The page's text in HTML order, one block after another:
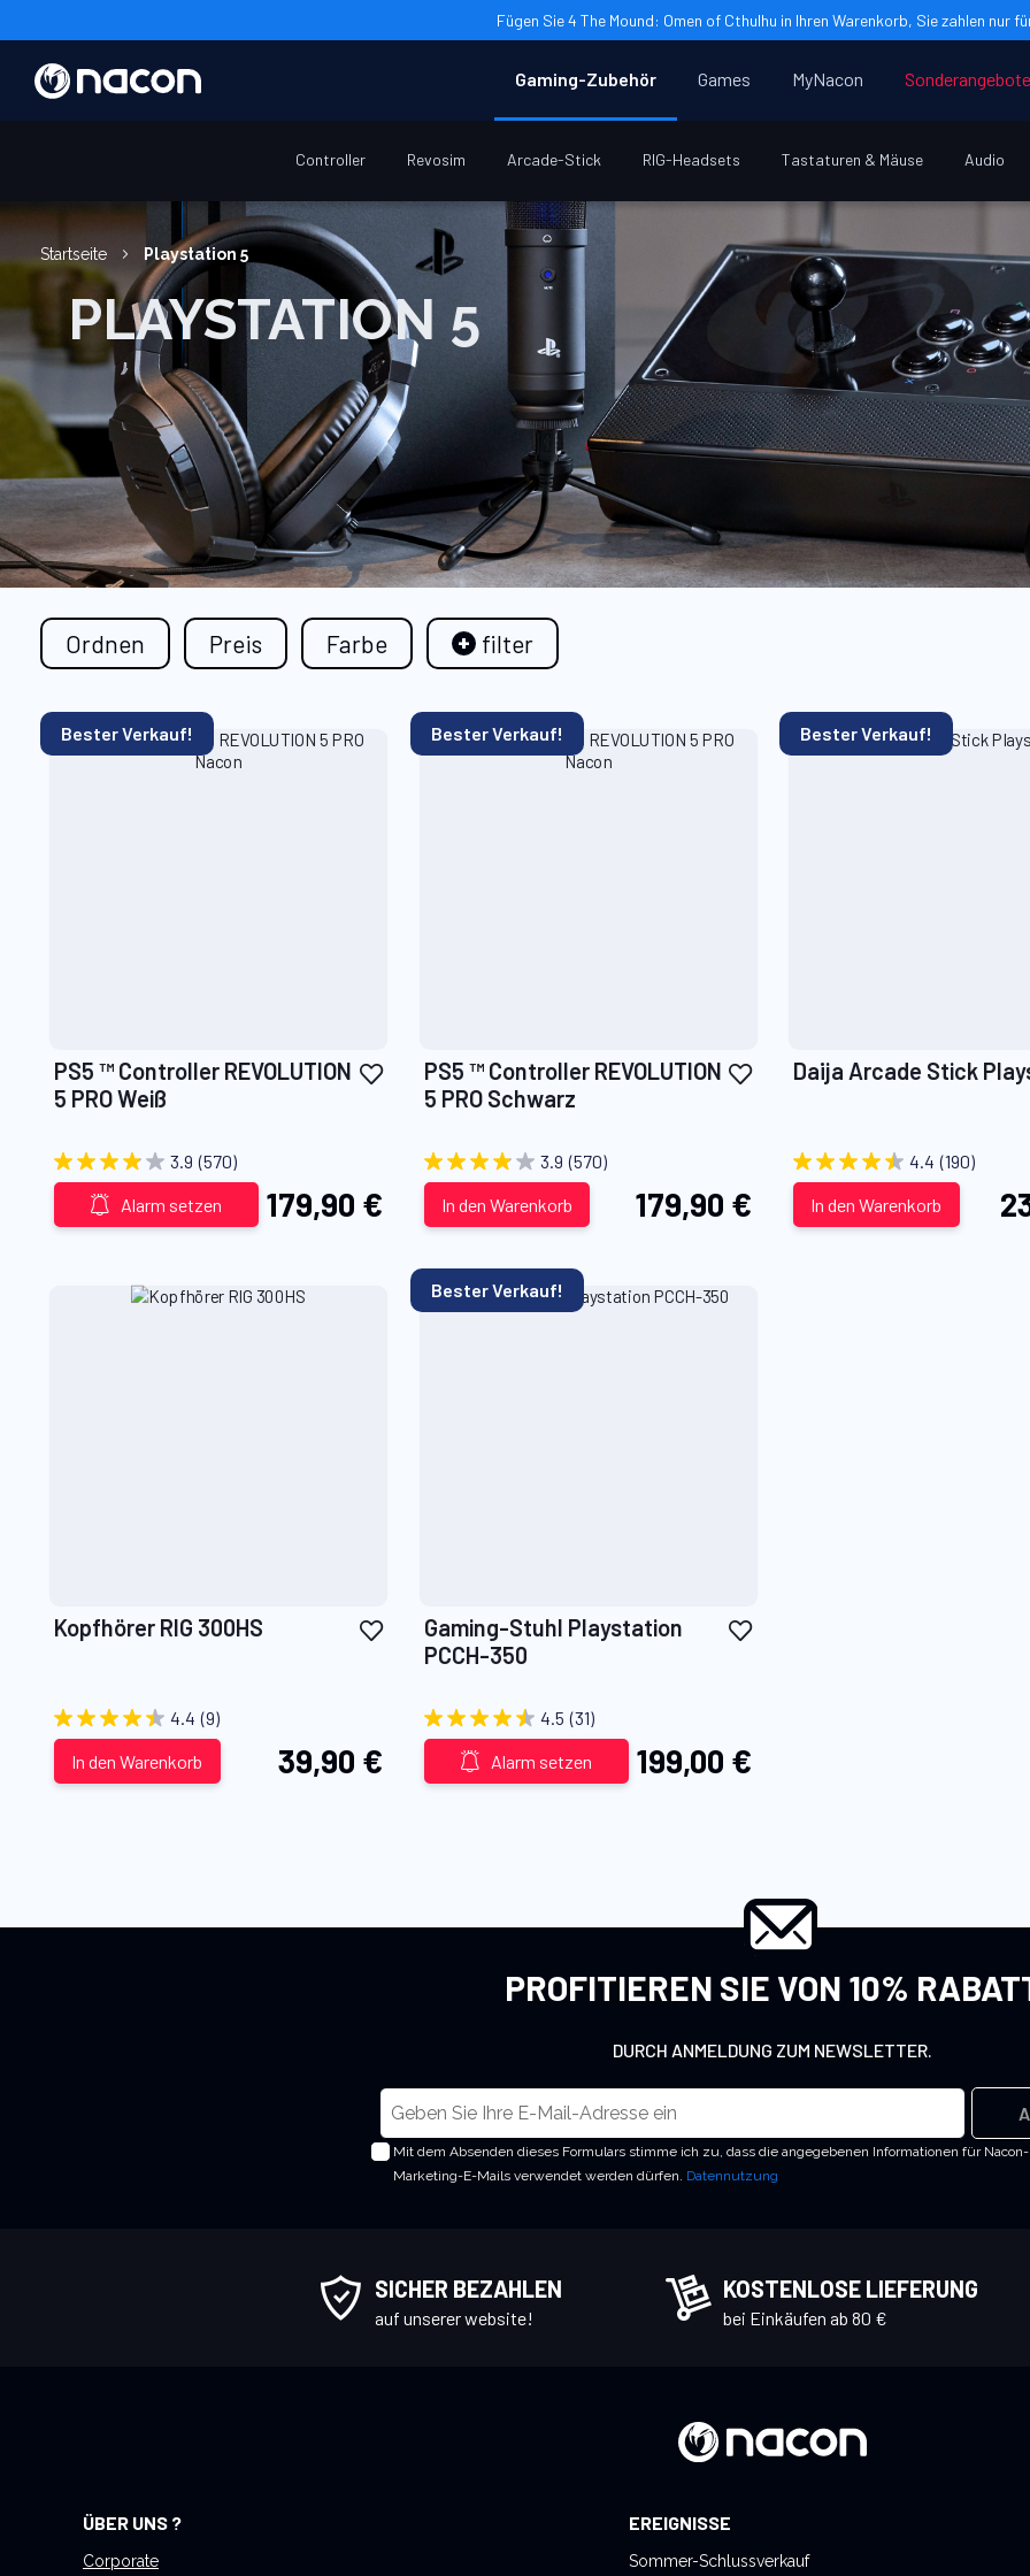
Fügen Sie 4 The Mound: Omen of Cthulhu in Ihren Warenkorb, Sie zahlen nur
Gaming-Zubehör
Controller Revosim Arcade-Stick RIG-Headsets Tastaturen & Mäuse Audio
Games MyNacon Sonderangebote
Startseite Playstation 5
PLAYSTATION 5
Ordnen Preis Farbe filter
Bester Verkauf!
PS5 ™ Controller REVOLUTION
5 PRO Weiß
Zur
Wunschliste
3.9 (570)
179,90 €
Alarm setzen
Bester Verkauf!
PS5 ™ Controller REVOLUTION
5 PRO Schwarz
Zur
3.9 (570)
179,90 €
In den Warenkorb
Bester Verkauf!
Daija Arcade Stick
4.4 (190)
In den Warenkorb
Kopfhörer RIG 300HS
Zur
Wunschliste
4.4 (9)
39,90 €
In den Warenkorb
Bester Verkauf!
Gaming-Stuhl Playstation
PCCH-350
Zur
4.5 (31)
199,00 €
Alarm setzen
PROFITIEREN SIE VON 10%
DURCH ANMELDUNG ZUM NEWSLETTER.
e
l
i
e
Mit dem Absenden dieses Formulars stimme ich zu, dass die angegebenen Informationen für
Marketing-E-Mails verwendet werden dürfen. Datennutzung
SICHER BEZAHLEN
auf unserer website!
KOSTENLOSE LIEFERUNG
bei Einkäufen ab 80 €
ÜBER UNS ?
Corporate
EREIGNISSE
Sommer-Schlussverkauf